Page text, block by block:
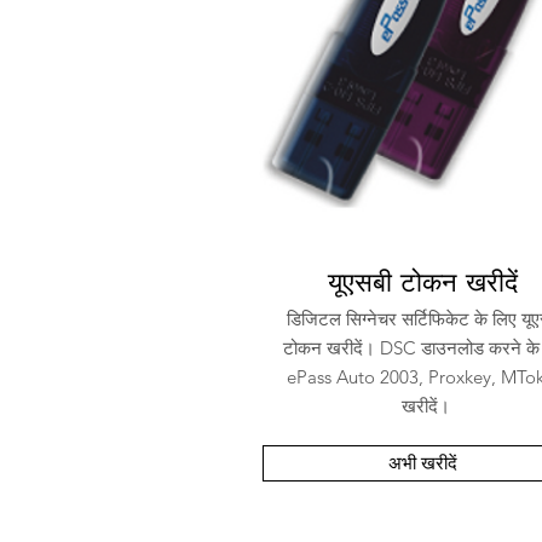
यूएसबी टोकन खरीदें
डिजिटल सिग्नेचर सर्टिफिकेट के लिए
टोकन खरीदें। DSC डाउनलोड करने के
ePass Auto 2003, Proxkey,
खरीदें।
अभी खरीदें